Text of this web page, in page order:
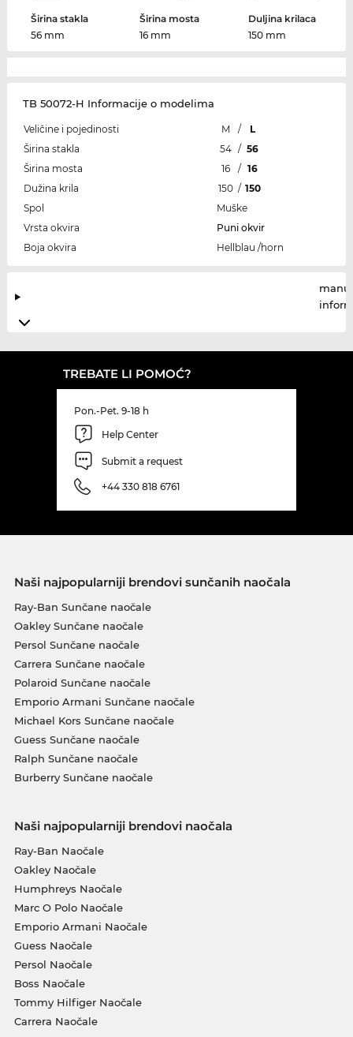
Širina stakla
56 mm
Širina mosta
16 mm
Duljina krilaca
150 mm
TB 50072-H Informacije o modelima
Veličine i pojedinosti M /
L
Širina stakla
54 / 56
Širina mosta
16 / 16
Dužina krila
150 / 150
Spol
Muške
Vrsta okvira
Puni okvir
Boja okvira
Hellblau /horn
TREBATE LI POMOĆ?
Pon.-Pet. 9-18 h
Help Center
Submit a request
+44 330 818 6761
Naši najpopularniji brendovi sunčanih naočala
Ray-Ban Sunčane naočale
Oakley Sunčane naočale
Persol Sunčane naočale
Carrera Sunčane naočale
Polaroid Sunčane naočale
Emporio Armani Sunčane naočale
Michael Kors Sunčane naočale
Guess Sunčane naočale
Ralph Sunčane naočale
Burberry Sunčane naočale
Naši najpopularniji brendovi naočala
Ray-Ban Naočale
Oakley Naočale
Humphreys Naočale
Marc O Polo Naočale
Emporio Armani Naočale
Guess Naočale
Persol Naočale
Boss Naočale
Tommy Hilfiger Naočale
Carrera Naočale